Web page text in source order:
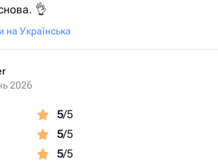
👌
на Українська
2026
5/5
5/5
5/5